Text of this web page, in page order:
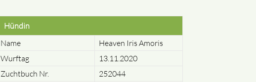
Hündin
Name
Heaven Iris Amoris
Wurftag
13.11.2020
Zuchtbuch Nr.
252044